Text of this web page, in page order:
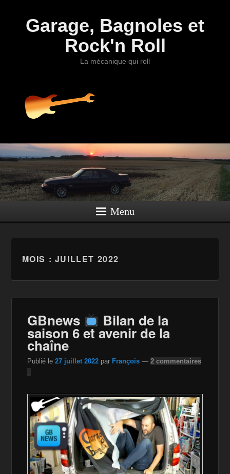
Garage, Bagnoles et
Rock'n Roll
La mécanique qui roll
Menu
MOIS : JUILLET 2022
GBnews Bilan de la
saison 6 et avenir de la
chaîne
Publié le27 juillet 2022 par François —2 commentaires
↓